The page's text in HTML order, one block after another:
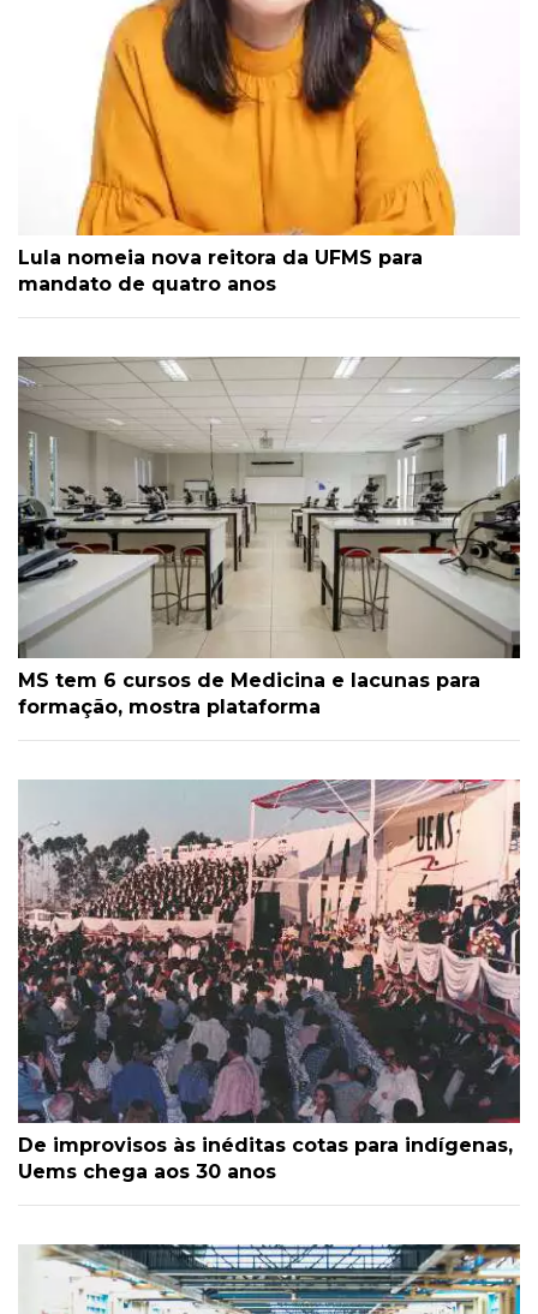
Lula nomeia nova reitora da UFMS para
mandato de quatro anos
MS tem 6 cursos de Medicina e lacunas para
formação, mostra plataforma
De improvisos às inéditas cotas para indígenas,
Uems chega aos 30 anos